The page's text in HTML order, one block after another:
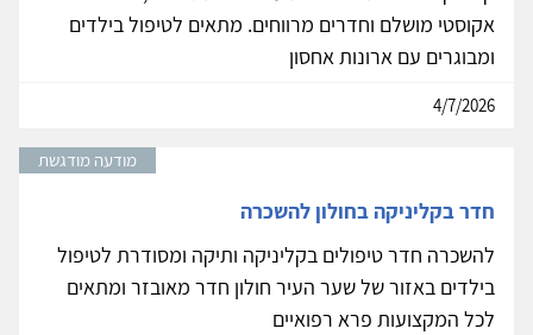
אקוסטי מושלם וחדרים מרווחים. מתאים לטיפול בילדים
ומבוגרים עם ארונות אחסון
4/7/2026
מודעה מודגשת
חדר בקליניקה בחולון להשכרה
להשכרה חדר טיפולים בקליניקה ותיקה ומסודרת לטיפול
בילדים באזור של שער העיר חולון חדר מאובזר ומתאים
לכל המקצועות פרא רפואיים